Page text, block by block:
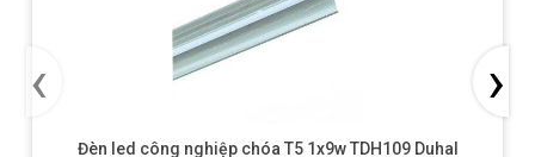
Đèn led công nghiệp chóa T5 1x9w TDH109 Duhal
‹ ›